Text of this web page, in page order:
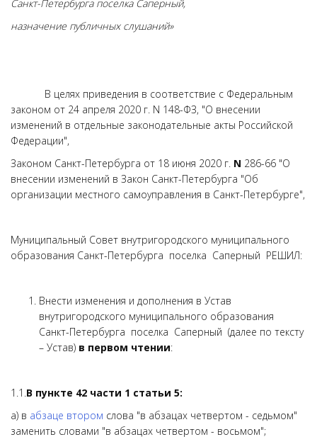
Санкт-Петербурга поселка Саперный,
назначение публичных слушаний»
В целях приведения в соответствие с Федеральным
законом от 24 апреля 2020 г. N 148-ФЗ, "О внесении
изменений в отдельные законодательные акты Российской
Федерации",
Законом Санкт-Петербурга от 18 июня 2020 г. N 286-66 "О
внесении изменений в Закон Санкт-Петербурга "Об
организации местного самоуправления в Санкт-Петербурге",
Муниципальный Совет внутригородского муниципального
образования Санкт-Петербурга поселка Саперный РЕШИЛ:
Внести изменения и дополнения в Устав
внутригородского муниципального образования
Санкт-Петербурга поселка Саперный (далее по тексту
– Устав) в первом чтении:
1.1.В пункте 42 части 1 статьи 5:
а) в абзаце втором слова "в абзацах четвертом - седьмом"
заменить словами "в абзацах четвертом - восьмом";